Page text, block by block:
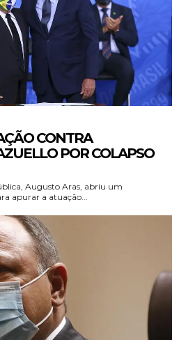
CONTRA
POR COLAPSO
Augusto Aras, abriu um
apurar a atuação...